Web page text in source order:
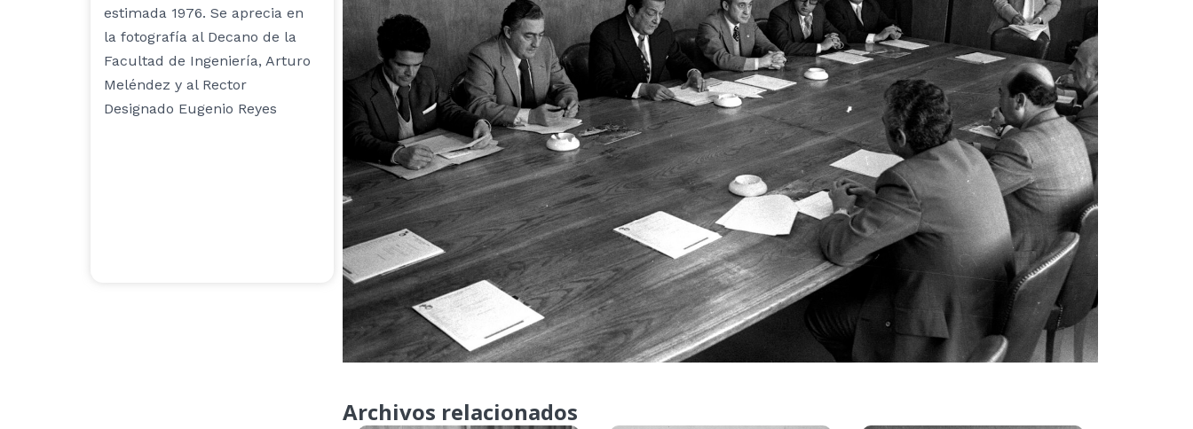
estimada 1976. Se aprecia en
la fotografía al Decano de la
Facultad de Ingeniería, Arturo
Meléndez y al Rector
Designado Eugenio Reyes
Archivos relacionados